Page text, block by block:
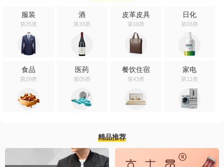
服装
第25类
酒
第33类
皮革皮具
第18类
日化
第03类
食品
第29类
医药
第05类
餐饮住宿
第43类
家电
第11类
精品推荐